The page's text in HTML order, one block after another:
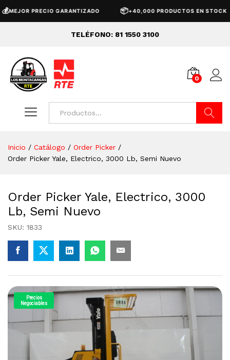
PRECIO GARANTIZADO 📦 +40,000 PRODUCTOS EN STOCK 🚚
TELÉFONO: 81 1550 3100
0
Inicio / Catálogo / Order Picker /
Order Picker Yale, Electrico, 3000 Lb, Semi Nuevo
Order Picker Yale, Electrico, 3000
Lb, Semi Nuevo
SKU: 1833
Precios
Negociables